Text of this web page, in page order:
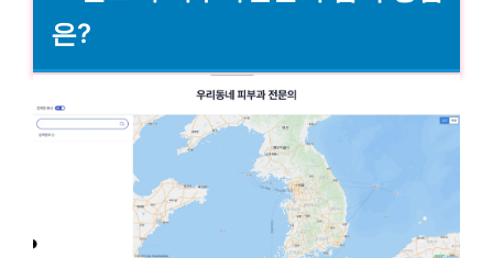
은?